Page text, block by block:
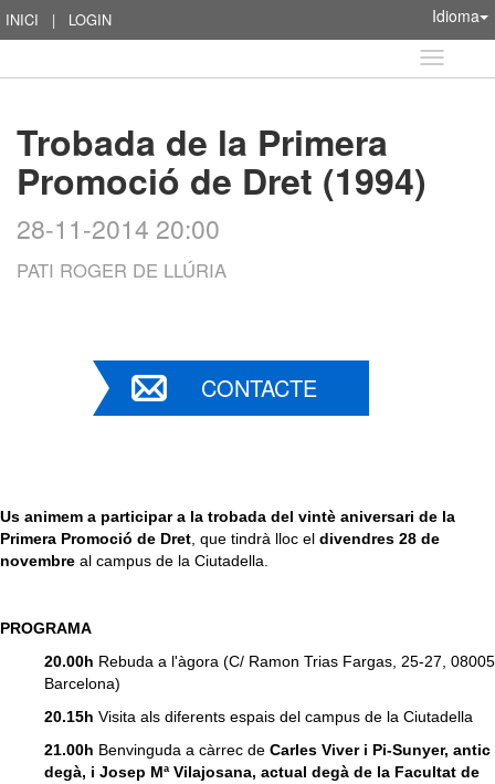
INICI | LOGIN Idioma
Idioma
Trobada de la Primera
Promoció de Dret (1994)
28-11-2014 20:00
PATI ROGER DE LLÚRIA
CONTACTE
Us animem a participar a la trobada del vintè aniversari de la
Primera Promoció de Dret , que tindrà lloc el divendres 28 de
novembre al campus de la Ciutadella.
PROGRAMA
20.00h Rebuda a l'àgora (C/ Ramon Trias Fargas, 25-27, 08005
Barcelona)
20.15h Visita als diferents espais del campus de la Ciutadella
21.00h Benvinguda a càrrec de Carles Viver i Pi-Sunyer, antic
degà, i Josep Mª Vilajosana, actual degà de la Facultat de